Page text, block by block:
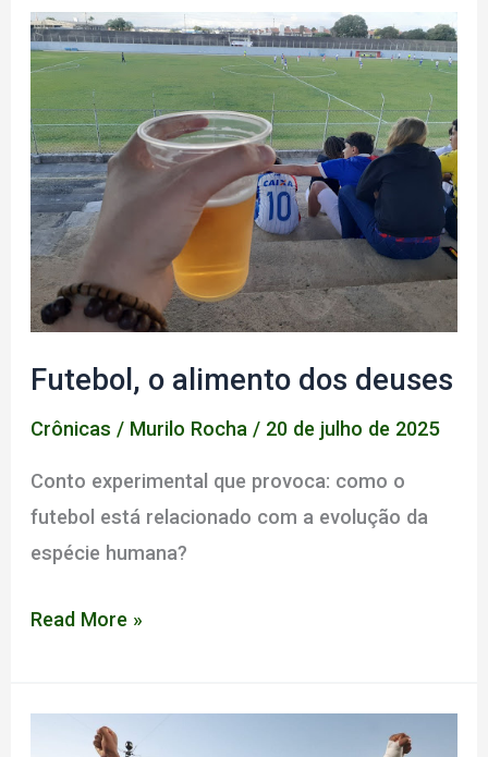
uma
análise
antropológica
da
Copa
do
Mundo
de
clubes
Futebol, o alimento dos deuses
Crônicas / Murilo Rocha / 20 de julho de 2025
Conto experimental que provoca: como o
futebol está relacionado com a evolução da
espécie humana?
Futebol,
Read More »